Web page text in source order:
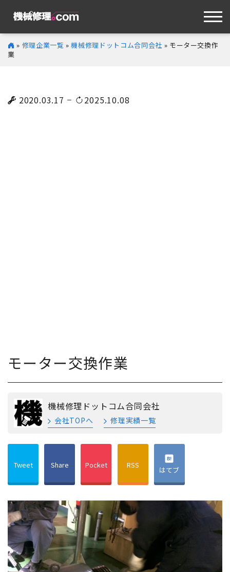
» 修理企業一覧 »機械修理ドットコム合同会社 » モーター交換作
業
2020.03.17 2025.10.08
モーター交換作業
機械修理ドットコム合同会社
会社TOPへ 修理実績一覧
Tweet Share Pocket RSS はてブ